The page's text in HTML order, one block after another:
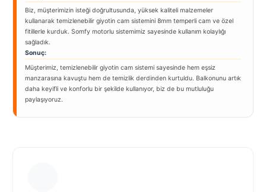
Biz, müşterimizin isteği doğrultusunda, yüksek kaliteli malzemeler
kullanarak temizlenebilir giyotin cam sistemini 8mm temperli cam ve özel
fitillerle kurduk. Somfy motorlu sistemimiz sayesinde kullanım kolaylığı
sağladık.
Sonuç:
Müşterimiz, temizlenebilir giyotin cam sistemi sayesinde hem eşsiz
manzarasına kavuştu hem de temizlik derdinden kurtuldu. Balkonunu artık
daha keyifli ve konforlu bir şekilde kullanıyor, biz de bu mutluluğu
paylaşıyoruz.